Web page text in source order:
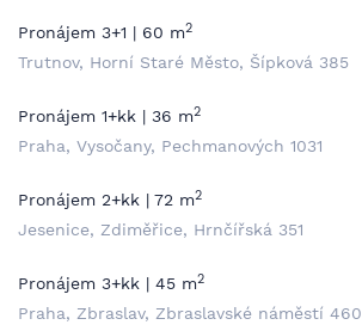
Pronájem 3+1 | 60 m2
Trutnov, Horní Staré Město, Šípková 385
Pronájem 1+kk | 36 m2
Praha, Vysočany, Pechmanových 1031
Pronájem 2+kk | 72 m2
Jesenice, Zdiměřice, Hrnčířská 351
Pronájem 3+kk | 45 m2
Praha, Zbraslav, Zbraslavské náměstí 460